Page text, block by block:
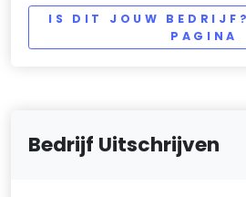
IS DIT JOUW
PAGINA
Bedrijf Uitschrijven